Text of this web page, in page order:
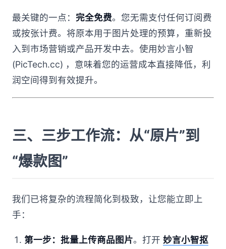
最关键的一点： 完全免费。您无需支付任何订阅费
或按张计费。将原本用于图片处理的预算，重新投
入到市场营销或产品开发中去。使用妙言小智
(PicTech.cc) ，意味着您的运营成本直接降低，利
润空间得到有效提升。
三、三步工作流：从“原片”到
“爆款图”
我们已将复杂的流程简化到极致，让您能立即上
手：
第一步：批量上传商品图片。打开 妙言小智抠